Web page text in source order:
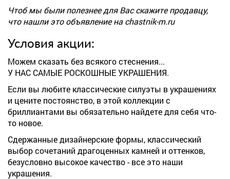
Чтоб мы были полезнее для Вас скажите продавцу,
что нашли это объявление на chastnik-m.ru
Условия акции:
Можем сказать без всякого стеснения...
У НАС САМЫЕ РОСКОШНЫЕ УКРАШЕНИЯ.
Если вы любите классические силуэты в украшениях
и цените постоянство, в этой коллекции с
бриллиантами вы обязательно найдете для себя что-
то новое.
Сдержанные дизайнерские формы, классический
выбор сочетаний драгоценных камней и оттенков,
безусловно высокое качество - все это наши
украшения.